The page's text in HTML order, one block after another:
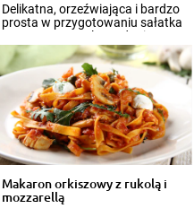
Delikatna, orzeźwiająca i bardzo
prosta w przygotowaniu sałatka
caprese to popularne danie
kuchni...
Makaron orkiszowy z rukolą i
mozzarellą